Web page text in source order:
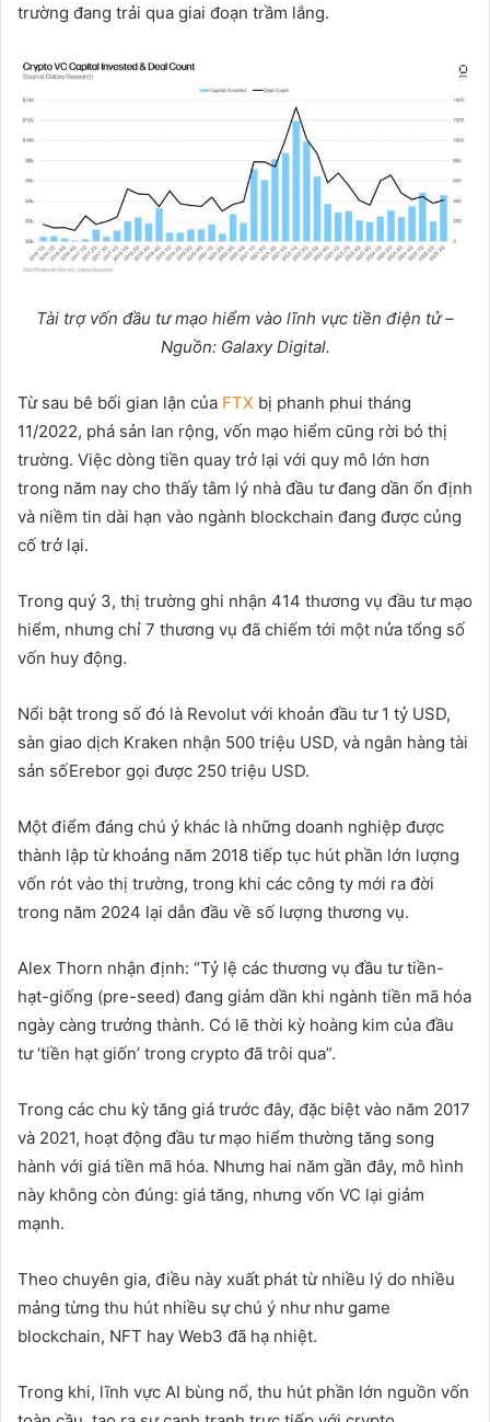
trường đang trải qua giai đoạn trầm lắng.
Tài trợvốn đầu tưmạo hiểm vào lĩnh vực tiền điện tử–
Nguồn: Galaxy Digital.
Từ sau bê bối gian lận của FTX bị phanh phui tháng
11/2022, phá sản lan rộng, vốn mạo hiểm cũng rời bỏ thị
trường. Việc dòng tiền quay trở lại với quy mô lớn hơn
trong năm nay cho thấy tâm lý nhà đầu tư đang dần ổn định
và niềm tin dài hạn vào ngành blockchain đang được củng
cố trở lại.
Trong quý 3, thị trường ghi nhận 414 thương vụ đầu tư mạo
hiểm, nhưng chỉ 7 thương vụ đã chiếm tới một nửa tổng số
vốn huy động.
Nổi bật trong số đó là Revolut với khoản đầu tư 1 tỷ USD,
sàn giao dịch Kraken nhận 500 triệu USD, và ngân hàng tài
sản sốErebor gọi được 250 triệu USD.
Một điểm đáng chú ý khác là những doanh nghiệp được
thành lập từ khoảng năm 2018 tiếp tục hút phần lớn lượng
vốn rót vào thị trường, trong khi các công ty mới ra đời
trong năm 2024 lại dẫn đầu về số lượng thương vụ.
Alex Thorn nhận định: “Tỷ lệ các thương vụ đầu tư tiền-
hạt-giống (pre-seed) đang giảm dần khi ngành tiền mã hóa
ngày càng trưởng thành. Có lẽ thời kỳ hoàng kim của đầu
tư ‘tiền hạt giốn’ trong crypto đã trôi qua”.
Trong các chu kỳ tăng giá trước đây, đặc biệt vào năm 2017
và 2021, hoạt động đầu tư mạo hiểm thường tăng song
hành với giá tiền mã hóa. Nhưng hai năm gần đây, mô hình
này không còn đúng: giá tăng, nhưng vốn VC lại giảm
mạnh.
Theo chuyên gia, điều này xuất phát từ nhiều lý do nhiều
mảng từng thu hút nhiều sự chú ý như như game
blockchain, NFT hay Web3 đã hạ nhiệt.
Trong khi, lĩnh vực AI bùng nổ, thu hút phần lớn nguồn vốn